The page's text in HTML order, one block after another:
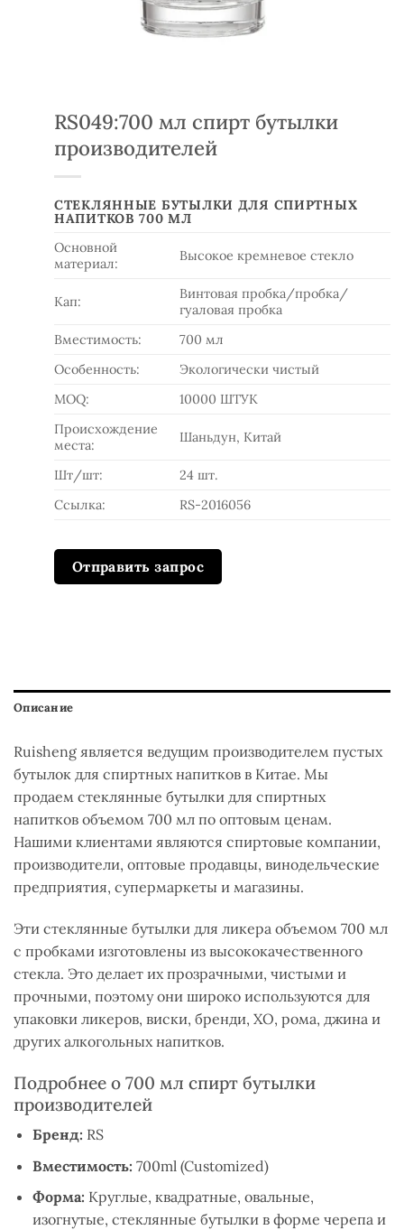
RS049:700 мл спирт бутылки
производителей
СТЕКЛЯННЫЕ БУТЫЛКИ ДЛЯ СПИРТНЫХ
НАПИТКОВ 700 МЛ
Основной
материал:
Высокое кремневое стекло
Кап:
Винтовая пробка/пробка/
гуаловая пробка
Вместимость:
700 мл
Особенность:
Экологически чистый
MOQ:
10000 ШТУК
Происхождение
места:
Шаньдун, Китай
Шт/шт:
24 шт.
Ссылка:
RS-2016056
Отправить запрос
Описание
Ruisheng является ведущим производителем пустых
бутылок для спиртных напитков в Китае. Мы
продаем стеклянные бутылки для спиртных
напитков объемом 700 мл по оптовым ценам.
Нашими клиентами являются спиртовые компании,
производители, оптовые продавцы, винодельческие
предприятия, супермаркеты и магазины.
Эти стеклянные бутылки для ликера объемом 700 мл
с пробками изготовлены из высококачественного
стекла. Это делает их прозрачными, чистыми и
прочными, поэтому они широко используются для
упаковки ликеров, виски, бренди, XO, рома, джина и
других алкогольных напитков.
Подробнее о 700 мл спирт бутылки
производителей
Бренд: RS
Вместимость: 700ml (Customized)
Форма: Круглые, квадратные, овальные,
изогнутые, стеклянные бутылки в форме черепа и